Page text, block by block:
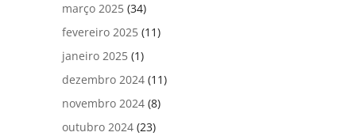
março 2025 (34)
fevereiro 2025 (11)
janeiro 2025 (1)
dezembro 2024 (11)
novembro 2024 (8)
outubro 2024 (23)